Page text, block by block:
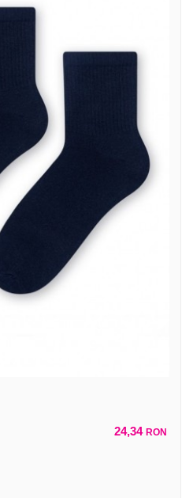
24,34 RON